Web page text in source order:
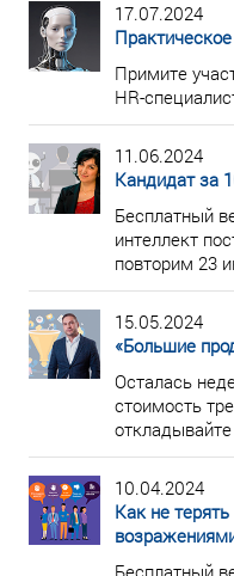
17.07.2024
Примите
HR-
11.06.2024
Кандидат за
Бесплатный
интеллект
повторим 23
15.05.2024
«Большие
Осталась
стоимость
10.04.2024
Как не
Бесплатный